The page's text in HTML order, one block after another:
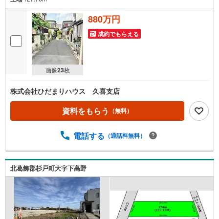
画像23枚
880万円
成約でもらえる
株式会社ひだまりハウス 久喜支店
資料をもらう （無料）
電話する （通話料無料）
北葛飾郡杉戸町大字下高野